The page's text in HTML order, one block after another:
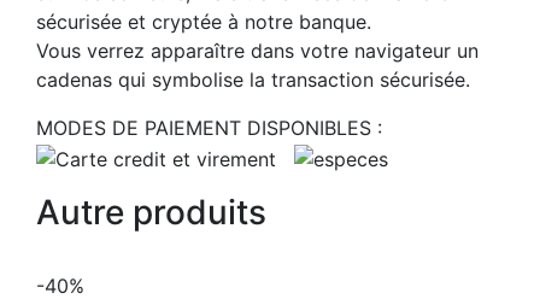
sécurisée et cryptée à notre banque.
Vous verrez apparaître dans votre navigateur un
cadenas qui symbolise la transaction sécurisée.
MODES DE PAIEMENT DISPONIBLES :
Autre produits
-40%